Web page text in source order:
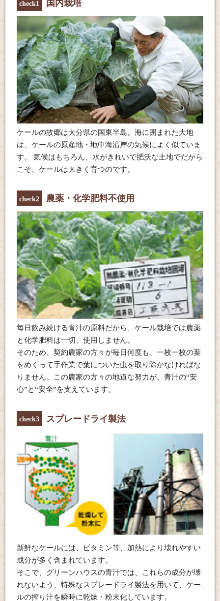
国内栽培
ケールの故郷は大分県の国東半島。海に囲まれた大地
は、ケールの原産地・地中海沿岸の気候によく似ていま
す。 気候はもちろん、水がきれいで肥沃な土地でだから
こそ、ケールは大きく育つのです。
農薬・化学肥料不使用
毎日飲み続ける青汁の原料だから、ケール栽培では農薬
と化学肥料は一切、使用しません。
そのため、契約農家の方々が毎日何度も、一枚一枚の葉
をめくって手作業で葉についた虫を取り除かなければな
りません。この農家の方々の地道な努力が、青汁の“安
心”と“安全”を支えています。
スプレードライ製法
新鮮なケールには、ビタミン等、加熱により壊れやすい
成分が多く含まれています。
そこで、グリーンハウスの青汁では、これらの成分が壊
れないよう、特殊なスプレードライ製法を用いて、ケー
ルの搾り汁を瞬時に乾燥・粉末化しています。